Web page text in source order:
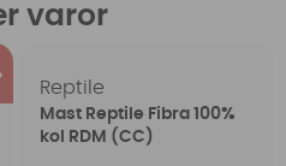
varor
Reptile
Mast Reptile Fibra 100%
kol RDM (CC)